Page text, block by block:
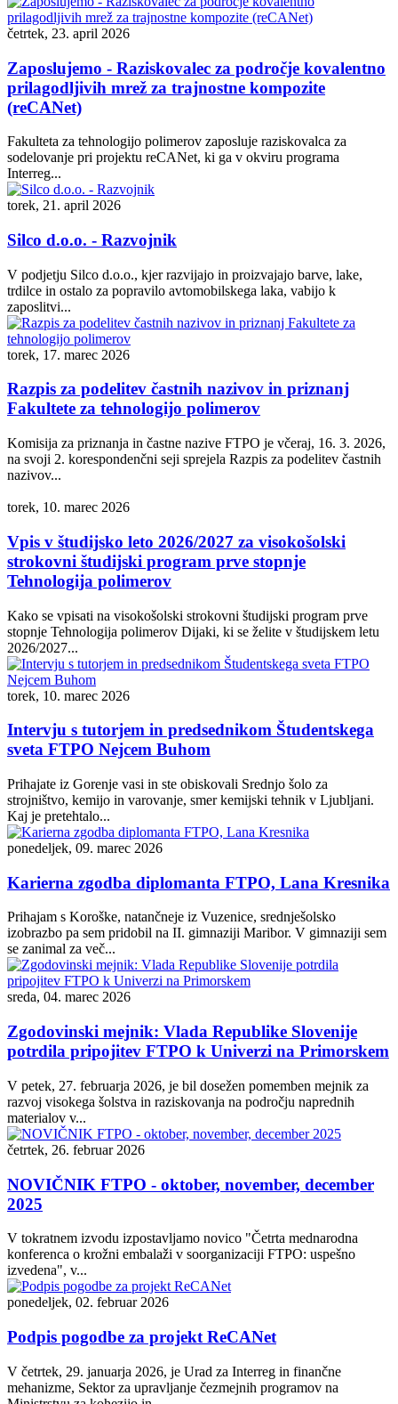
četrtek, 23. april 2026
Zaposlujemo - Raziskovalec za področje kovalentno
prilagodljivih mrež za trajnostne kompozite
(reCANet)
Fakulteta za tehnologijo polimerov zaposluje raziskovalca za
sodelovanje pri projektu reCANet, ki ga v okviru programa
Interreg...
torek, 21. april 2026
Silco d.o.o. - Razvojnik
V podjetju Silco d.o.o., kjer razvijajo in proizvajajo barve, lake,
trdilce in ostalo za popravilo avtomobilskega laka, vabijo k
zaposlitvi...
torek, 17. marec 2026
Razpis za podelitev častnih nazivov in priznanj
Fakultete za tehnologijo polimerov
Komisija za priznanja in častne nazive FTPO je včeraj, 16. 3. 2026,
na svoji 2. korespondenčni seji sprejela Razpis za podelitev častnih
nazivov...
torek, 10. marec 2026
Vpis v študijsko leto 2026/2027 za visokošolski
strokovni študijski program prve stopnje
Tehnologija polimerov
Kako se vpisati na visokošolski strokovni študijski program prve
stopnje Tehnologija polimerov Dijaki, ki se želite v študijskem letu
2026/2027...
torek, 10. marec 2026
Intervju s tutorjem in predsednikom Študentskega
sveta FTPO Nejcem Buhom
Prihajate iz Gorenje vasi in ste obiskovali Srednjo šolo za
strojništvo, kemijo in varovanje, smer kemijski tehnik v Ljubljani.
Kaj je pretehtalo...
ponedeljek, 09. marec 2026
Karierna zgodba diplomanta FTPO, Lana Kresnika
Prihajam s Koroške, natančneje iz Vuzenice, srednješolsko
izobrazbo pa sem pridobil na II. gimnaziji Maribor. V gimnaziji sem
se zanimal za več...
sreda, 04. marec 2026
Zgodovinski mejnik: Vlada Republike Slovenije
potrdila pripojitev FTPO k Univerzi na Primorskem
V petek, 27. februarja 2026, je bil dosežen pomemben mejnik za
razvoj visokega šolstva in raziskovanja na področju naprednih
materialov v...
četrtek, 26. februar 2026
NOVIČNIK FTPO - oktober, november, december
2025
V tokratnem izvodu izpostavljamo novico "Četrta mednarodna
konferenca o krožni embalaži v soorganizaciji FTPO: uspešno
izvedena", v...
ponedeljek, 02. februar 2026
Podpis pogodbe za projekt ReCANet
V četrtek, 29. januarja 2026, je Urad za Interreg in finančne
mehanizme, Sektor za upravljanje čezmejnih programov na